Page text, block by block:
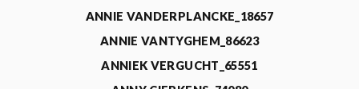
ANNIE VANDERPLANCKE_18657
ANNIE VANTYGHEM_86623
ANNIEK VERGUCHT_65551